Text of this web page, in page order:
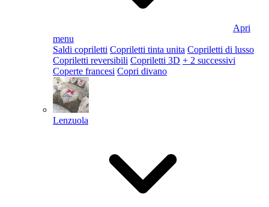
Apri
menu
Saldi copriletti Copriletti tinta unita Copriletti di lusso
Copriletti reversibili Copriletti 3D + 2 successivi
Coperte francesi Copri divano
Lenzuola